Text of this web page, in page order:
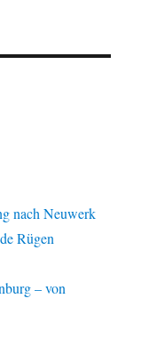
nach Neuwerk
Rügen
– von